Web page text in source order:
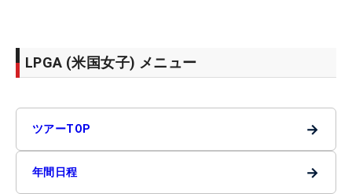
LPGA (米国女子) メニュー
ツアーTOP →
年間日程 →